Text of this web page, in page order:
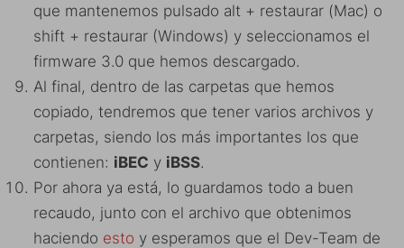
que mantenemos pulsado alt + restaurar (Mac) o
shift + restaurar (Windows) y seleccionamos el
firmware 3.0 que hemos descargado.
Al final, dentro de las carpetas que hemos
copiado, tendremos que tener varios archivos y
carpetas, siendo los más importantes los que
contienen: iBEC y iBSS.
Por ahora ya está, lo guardamos todo a buen
recaudo, junto con el archivo que obtenimos
haciendo esto y esperamos que el Dev-Team de